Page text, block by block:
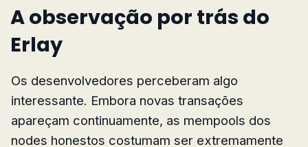
A observação por trás do
Erlay
Os desenvolvedores perceberam algo
interessante. Embora novas transações
apareçam continuamente, as mempools dos
nodes honestos costumam ser extremamente